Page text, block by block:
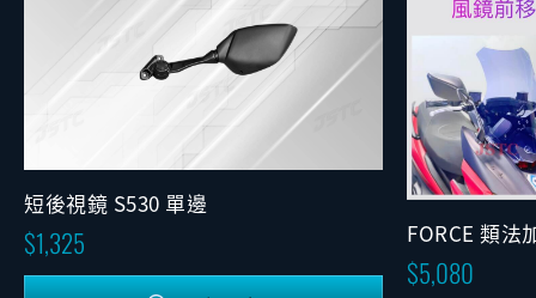
短後視鏡 S530 單邊
1,325 FORCE 類法
5,080